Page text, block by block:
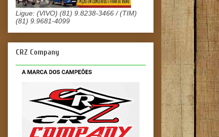
Ligue: (VIVO) (81) 9.8238-3466 / (TIM)
(81) 9.9681-4099
CRZ Company